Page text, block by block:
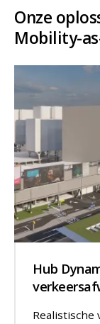
Onze
Mobility-
Hub
Realistische